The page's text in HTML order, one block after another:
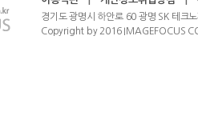
경기도 광명시 하안로 60 광명 SK 테크
Copyright by 2016 IMAGEFOCUS